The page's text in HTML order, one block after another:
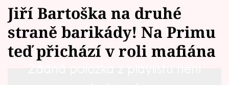
Témata
Celebrity
Jiří Bartoška na druhé
straně barikády! Na Primu
teď přichází v roli mafiána